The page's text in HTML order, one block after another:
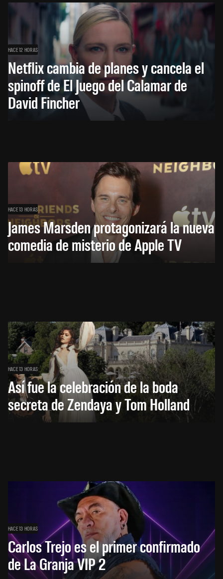
HACE 12 HORAS
Netflix cambia de planes y cancela el
spinoff de El Juego del Calamar de
David Fincher
HACE 13 HORAS
James Marsden protagonizará la nueva
comedia de misterio de Apple TV
HACE 13 HORAS
Así fue la celebración de la boda
secreta de Zendaya y Tom Holland
HACE 13 HORAS
Carlos Trejo es el primer confirmado
de La Granja VIP 2